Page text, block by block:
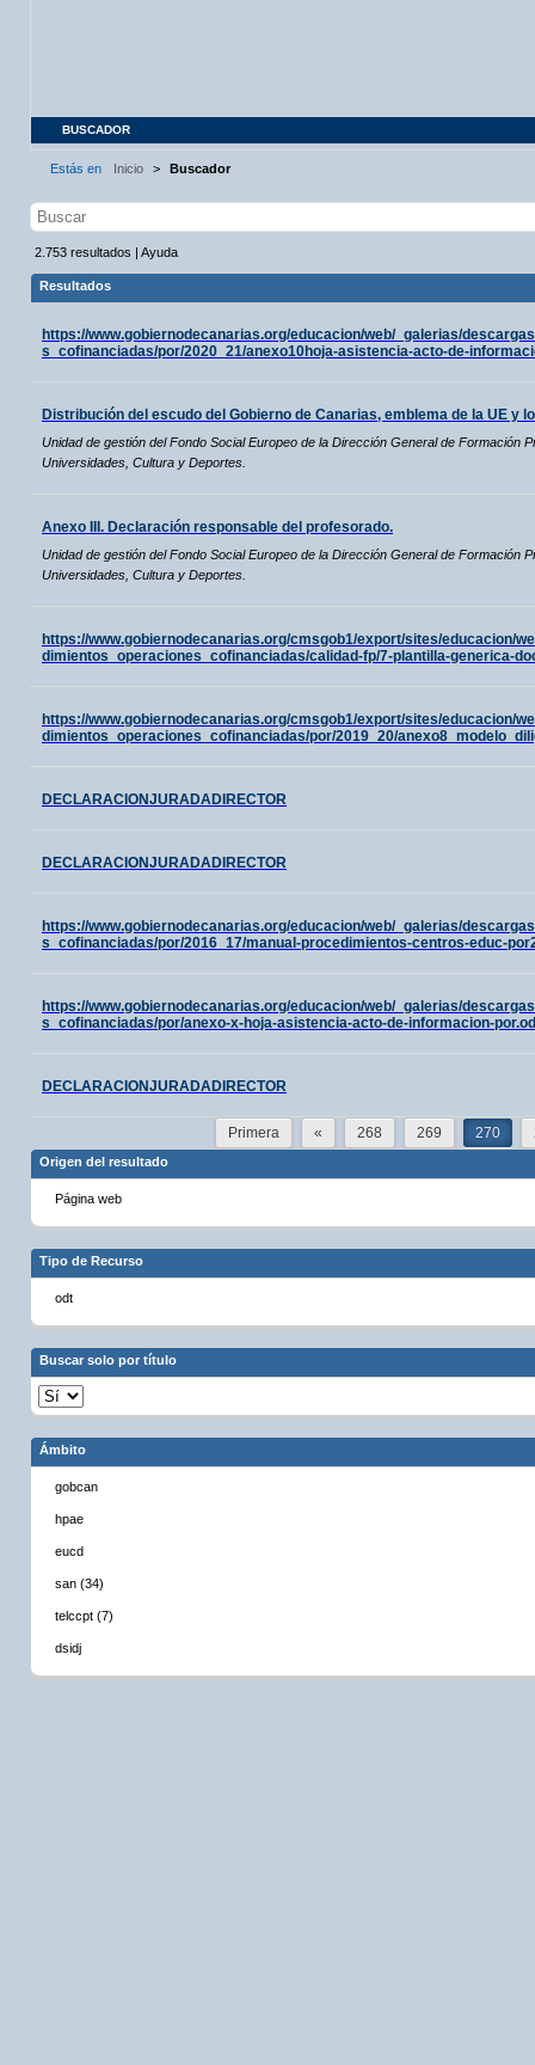
BUSCADOR
Estás en Inicio > Buscador
2.753 resultados | Ayuda
Resultados
https://www.gobiernodecanarias.org/educacion/web/_galerias/
s_cofinanciadas/por/2020_21/anexo10hoja-asistencia-acto-de-
Distribución del escudo del Gobierno de Canarias, emblema de la UE y
Unidad de gestión del Fondo Social Europeo de la Dirección General de Formación
Universidades, Cultura y Deportes.
Anexo III. Declaración responsable del profesorado.
Unidad de gestión del Fondo Social Europeo de la Dirección General de Formación
Universidades, Cultura y Deportes.
https://www.gobiernodecanarias.org/cmsgob1/export/sites/educacion/
dimientos_operaciones_cofinanciadas/calidad-fp/7-plantilla-generica-
https://www.gobiernodecanarias.org/cmsgob1/export/sites/educacion/
dimientos_operaciones_cofinanciadas/por/2019_20/
DECLARACIONJURADADIRECTOR
DECLARACIONJURADADIRECTOR
https://www.gobiernodecanarias.org/educacion/web/_galerias/
s_cofinanciadas/por/2016_17/manual-procedimientos-centros-educ-
https://www.gobiernodecanarias.org/educacion/web/_galerias/
s_cofinanciadas/por/anexo-x-hoja-asistencia-acto-de-informacion-
DECLARACIONJURADADIRECTOR
Primera « 268 269 270
Origen del resultado
Página web
Tipo de Recurso
odt
Buscar solo por título
Ámbito
gobcan
hpae
eucd
san (34)
telccpt (7)
dsidj